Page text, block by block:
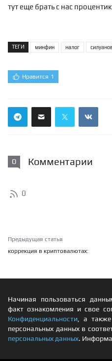
тут еще брать с нас
ТЕГИ минфин налог
Нравится 1
0 Комментарии
0
Предыдущая статья
коррекция в криптовалютах:
Начиная пользоваться
факт ознакомления и свое
Конфиденциальности , а
персональных данных в
персональных данных.